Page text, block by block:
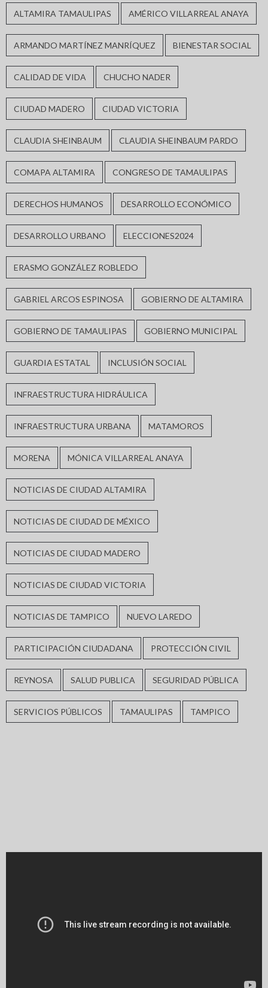
ALTAMIRA TAMAULIPAS AMÉRICO VILLARREAL ANAYA
ARMANDO MARTÍNEZ MANRÍQUEZ BIENESTAR SOCIAL
CALIDAD DE VIDA CHUCHO NADER
CIUDAD MADERO CIUDAD VICTORIA
CLAUDIA SHEINBAUM CLAUDIA SHEINBAUM PARDO
COMAPA ALTAMIRA CONGRESO DE TAMAULIPAS
DERECHOS HUMANOS DESARROLLO ECONÓMICO
DESARROLLO URBANO ELECCIONES2024
ERASMO GONZÁLEZ ROBLEDO
GABRIEL ARCOS ESPINOSA GOBIERNO DE ALTAMIRA
GOBIERNO DE TAMAULIPAS GOBIERNO MUNICIPAL
GUARDIA ESTATAL INCLUSIÓN SOCIAL
INFRAESTRUCTURA HIDRÁULICA
INFRAESTRUCTURA URBANA MATAMOROS
MORENA MÓNICA VILLARREAL ANAYA
NOTICIAS DE CIUDAD ALTAMIRA
NOTICIAS DE CIUDAD DE MÉXICO
NOTICIAS DE CIUDAD MADERO
NOTICIAS DE CIUDAD VICTORIA
NOTICIAS DE TAMPICO NUEVO LAREDO
PARTICIPACIÓN CIUDADANA PROTECCIÓN CIVIL
REYNOSA SALUD PUBLICA SEGURIDAD PÚBLICA
SERVICIOS PÚBLICOS TAMAULIPAS TAMPICO